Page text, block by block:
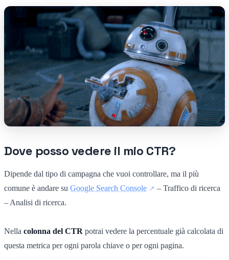
Dove posso vedere il mio CTR?
Dipende dal tipo di campagna che vuoi controllare, ma il più
comune è andare su Google Search Console
– Traffico di ricerca
– Analisi di ricerca.
Nella colonna del CTR potrai vedere la percentuale già calcolata di
questa metrica per ogni parola chiave o per ogni pagina.